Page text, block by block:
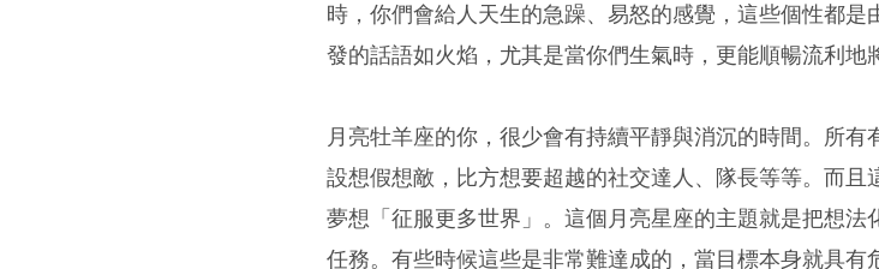
時，你們會給人天生的急躁、易怒的感覺，這些個性都
發的話語如火焰，尤其是當你們生氣時，更能順暢流利地
月亮牡羊座的你，很少會有持續平靜與消沉的時間。所
設想假想敵，比方想要超越的社交達人、隊長等等。而
夢想「征服更多世界」。這個月亮星座的主題就是把想
任務。有些時候這些是非常難達成的，當目標本身就具